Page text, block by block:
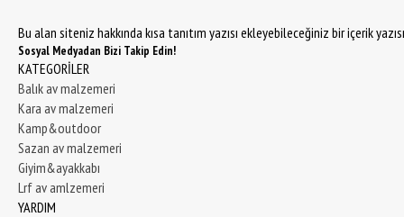
Bu alan siteniz hakkında kısa tanıtım yazısı ekleyebileceğiniz bir içerik
Sosyal Medyadan Bizi Takip Edin!
KATEGORİLER
Balık av malzemeri
Kara av malzemeri
Kamp&outdoor
Sazan av malzemeri
Giyim&ayakkabı
Lrf av amlzemeri
YARDIM